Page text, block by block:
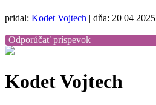
pridal: Kodet Vojtech | dňa: 20 04 2025
Odporúčať príspevok
Kodet Vojtech